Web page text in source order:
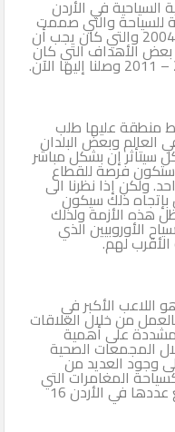
السياحية في الأردن
للسياحة والتي صممت
من قبل العديد من الوزراء في العام 2004 والتي كان يجب أن
الى أن بعض الأهداف التي كان
منطقة عليها طلب
العالم وبعض البلدان
سيتأثر إن بشكل مباشر
ستكون فرصة للقطاع
ولكن إذا نظرنا الى
ذلك سيكون
هذه الأزمة ولذلك
الأوروبيين الذي
لهم.
اللاعب الأكبر في
من خلال العلاقات
مشددة على أهمية
المجمعات الصحية
وجود العديد من
المغامرات التي
تتم ضمن المحميات الطبيعية التي بلغ عددها في الأردن 16